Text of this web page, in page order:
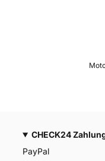
CHECK24
PayPal